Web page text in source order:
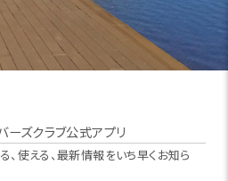
ーズクラブ公式アプリ
、使える、最新情報をいち早くお知ら